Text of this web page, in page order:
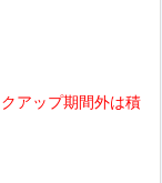
アップ期間外は積